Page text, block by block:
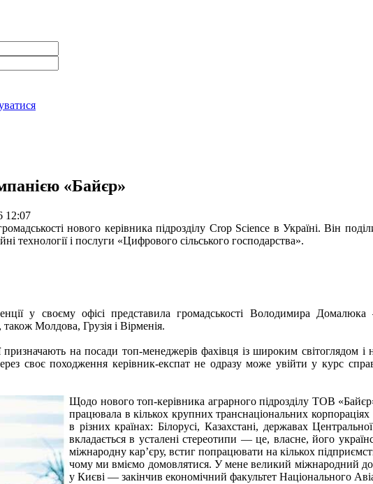
«Байєр»
12:07
нового керівника підрозділу Crop Science в Україні. Він
технології і послуги «Цифрового сільського господарства».
у своєму офісі представила громадськості Володимира
Молдова, Грузія і Вірменія.
призначають на посади топ-менеджерів фахівця із широким
своє походження керівник-експат не одразу може увійти у курс
Щодо нового топ-керівника аграрного підрозділу ТОВ
працювала в кількох крупних транснаціональних
в різних країнах: Білорусі, Казахстані, державах
вкладається в усталені стереотипи — це, власне, його
міжнародну кар’єру, встиг попрацювати на кількох
чому ми вміємо домовлятися. У мене великий міжнародний
у Києві — закінчив економічний факультет Національного